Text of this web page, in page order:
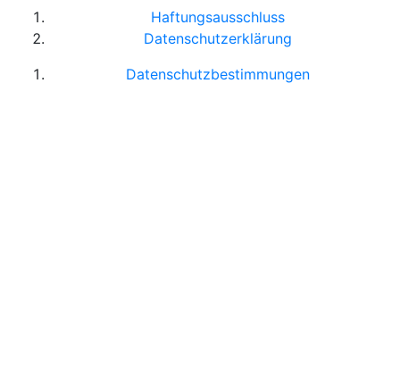
Haftungsausschluss
Datenschutzerklärung
Datenschutzbestimmungen